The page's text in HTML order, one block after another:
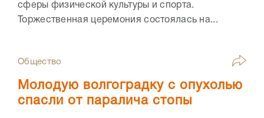
сферы физической культуры и спорта.
Торжественная церемония состоялась на...
Общество
Молодую волгоградку с опухолью
спасли от паралича стопы